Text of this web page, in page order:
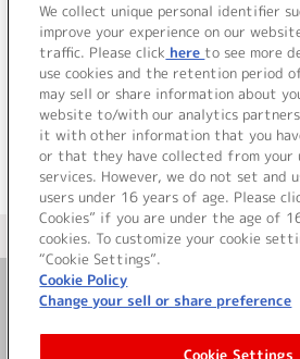
ウルトラレア (レッカ (CV.南條愛乃)・コー
イコ (CV.寺川愛美))
＜ BACK
＜ カタログサイト トップ
お問い合わせ
We collect unique personal identifier
improve your experience on our
traffic. Please click here to see more
use cookies and the retention period
may sell or share information about
website to/with our analytics
it with other information that you
or that they have collected from your
services. However, we do not set and
users under 16 years of age. Please
Cookies” if you are under the age of
cookies. To customize your cookie
“Cookie Settings”.
Cookie Policy
Change your sell or share preference
Cookie Settings